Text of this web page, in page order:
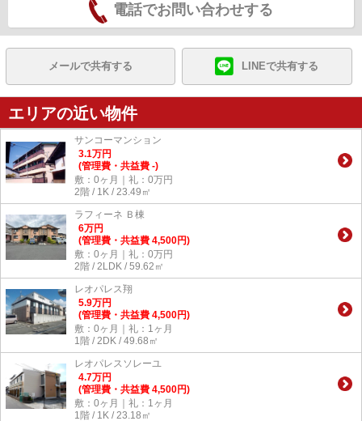
電話でお問い合わせする
メールで共有する LINEで共有する
エリアの近い物件
サンコーマンション
3.1万円
(管理費・共益費 -)
敷：0ヶ月｜礼：0万円
2階 / 1K / 23.49㎡
ラフィーネ Ｂ棟
6万円
(管理費・共益費 4,500円)
敷：0ヶ月｜礼：0万円
2階 / 2LDK / 59.62㎡
レオパレス翔
5.9万円
(管理費・共益費 4,500円)
敷：0ヶ月｜礼：1ヶ月
1階 / 2DK / 49.68㎡
レオパレスソレーユ
4.7万円
(管理費・共益費 4,500円)
敷：0ヶ月｜礼：1ヶ月
1階 / 1K / 23.18㎡